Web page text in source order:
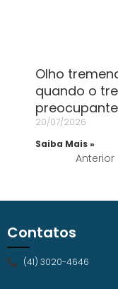
Olho
quando o
preocupante
20/07/2026
Saiba Mais »
Anterior
Contatos
(41) 3020-4646